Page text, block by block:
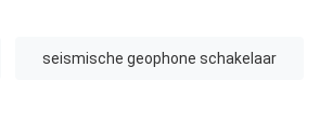
seismische geophone schakelaar